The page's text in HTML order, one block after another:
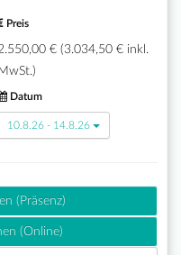
Preis
€ (3.034,50 € inkl.
MwSt.)
Datum
10.8.26 - 14.8.26
(Präsenz)
(Online)